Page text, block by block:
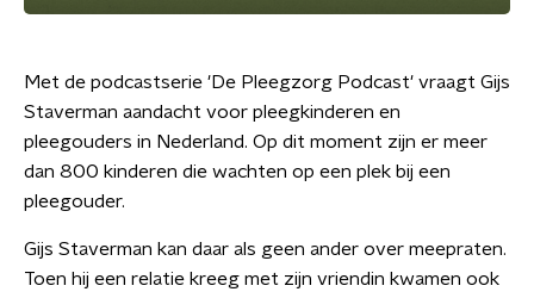
Met de podcastserie 'De Pleegzorg Podcast' vraagt Gijs
Staverman aandacht voor pleegkinderen en
pleegouders in Nederland. Op dit moment zijn er meer
dan 800 kinderen die wachten op een plek bij een
pleegouder.
Gijs Staverman kan daar als geen ander over meepraten.
Toen hij een relatie kreeg met zijn vriendin kwamen ook